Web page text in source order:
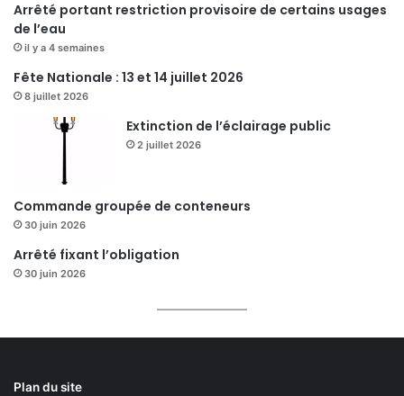
Arrêté portant restriction provisoire de certains usages
de l’eau
il y a 4 semaines
Fête Nationale : 13 et 14 juillet 2026
8 juillet 2026
Extinction de l’éclairage public
2 juillet 2026
Commande groupée de conteneurs
30 juin 2026
Arrêté fixant l’obligation
30 juin 2026
Plan du site